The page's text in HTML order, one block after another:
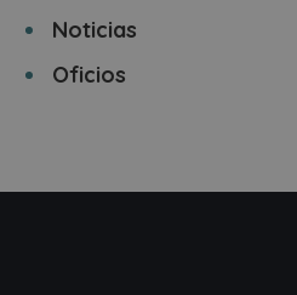
Noticias
Oficios